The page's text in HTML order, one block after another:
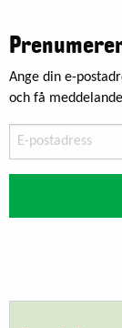
Ange din e-
och få
postadress